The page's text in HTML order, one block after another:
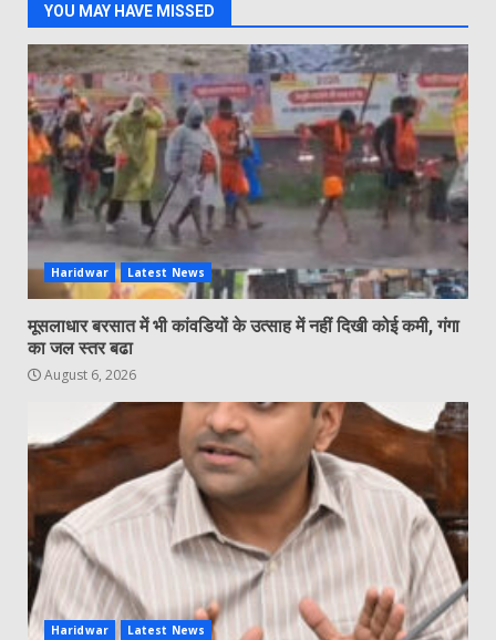
YOU MAY HAVE MISSED
Haridwar Latest News
मूसलाधार बरसात में भी कांवडियों के उत्साह में नहीं दिखी कोई कमी, गंगा
का जल स्तर बढा
August 6, 2026
Haridwar Latest News